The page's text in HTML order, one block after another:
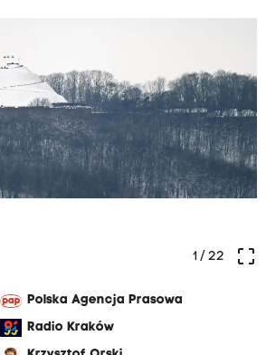
crop_free
1/ 22
Polska Agencja Prasowa
Radio Kraków